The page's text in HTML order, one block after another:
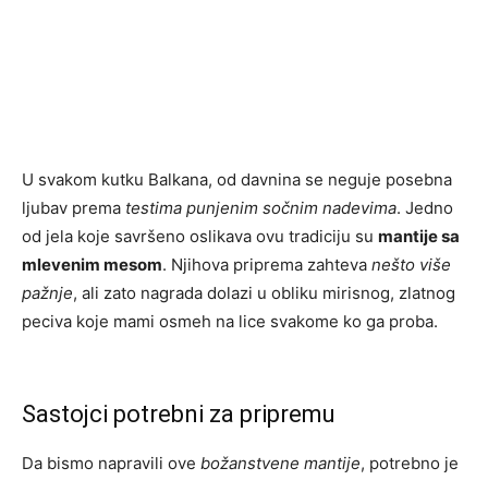
U svakom kutku Balkana, od davnina se neguje posebna
ljubav prema testima punjenim sočnim nadevima. Jedno
od jela koje savršeno oslikava ovu tradiciju su mantije sa
mlevenim mesom. Njihova priprema zahteva nešto više
pažnje, ali zato nagrada dolazi u obliku mirisnog, zlatnog
peciva koje mami osmeh na lice svakome ko ga proba.
Sastojci potrebni za pripremu
Da bismo napravili ove božanstvene mantije, potrebno je